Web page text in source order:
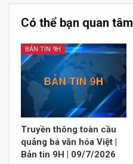
Có thể bạn quan tâm
BẢN TIN 9H
Truyền thông toàn cầu
quảng bá văn hóa Việt |
Bản tin 9H | 09/7/2026